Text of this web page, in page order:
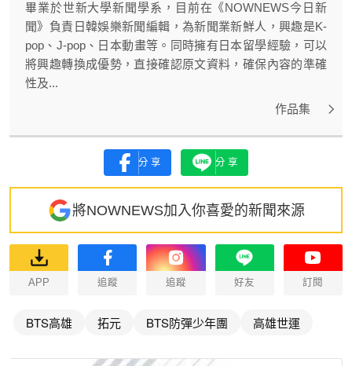
畢業於世新大學新聞學系，目前在《NOWNEWS今日新
聞》負責日韓娛樂新聞編輯，為新聞業新鮮人，興趣是K-
pop、J-pop、日本動畫等。同時擁有日本留學經驗，可以
將興趣轉換成優勢，直接確認原文資料，確保內容的準確
性及...
作品集
分享 分享
將NOWNEWS加入你喜愛的新聞來源
APP 追蹤 追蹤 好友 訂閱
BTS高雄 拓元 BTS防彈少年團 高雄世運